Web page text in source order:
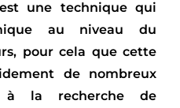
une technique qui
au niveau du
pour cela que cette
de nombreux
à la recherche de